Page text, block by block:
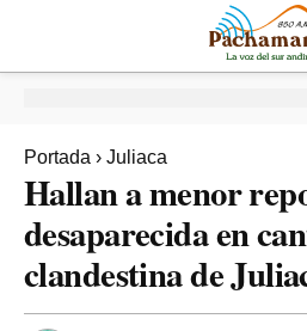
Portada › Juliaca
Hallan a menor
desaparecida en
clandestina de